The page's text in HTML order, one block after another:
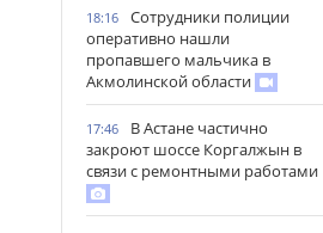
18:16
Сотрудники полиции
оперативно нашли
пропавшего мальчика в
Акмолинской области
17:46
В Астане частично
закроют шоссе Коргалжын в
связи с ремонтными работами